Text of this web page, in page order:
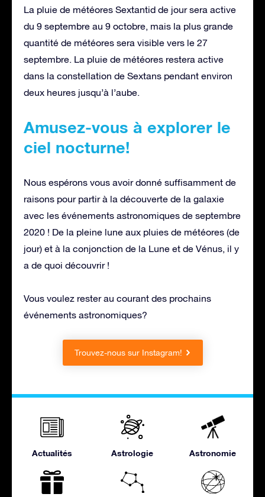
La pluie de météores Sextantid de jour sera active
du 9 septembre au 9 octobre, mais la plus grande
quantité de météores sera visible vers le 27
septembre. La pluie de météores restera active
dans la constellation de Sextans pendant environ
deux heures jusqu’à l’aube.
Amusez-vous à explorer le
ciel nocturne!
Nous espérons vous avoir donné suffisamment de
raisons pour partir à la découverte de la galaxie
avec les événements astronomiques de septembre
2020 ! De la pleine lune aux pluies de météores (de
jour) et à la conjonction de la Lune et de Vénus, il y
a de quoi découvrir !
Vous voulez rester au courant des prochains
événements astronomiques?
Trouvez-nous sur Instagram!
Actualités Astrologie Astronomie